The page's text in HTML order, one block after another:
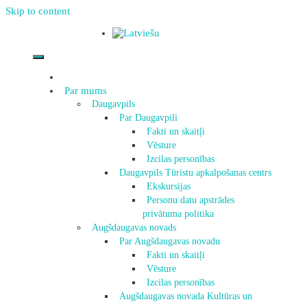
Skip to content
Par mums
Daugavpils
Par Daugavpili
Fakti un skaitļi
Vēsture
Izcilas personības
Daugavpils Tūristu apkalpošanas centrs
Ekskursijas
Personu datu apstrādes
privātuma politika
Augšdaugavas novads
Par Augšdaugavas novadu
Fakti un skaitļi
Vēsture
Izcilas personības
Augšdaugavas novada Kultūras un